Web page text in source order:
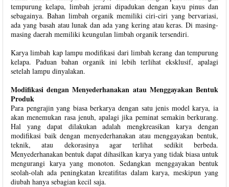
tempurung kelapa, limbah jerami dipadukan dengan kayu pinus dan
sebagainya. Bahan limbah organik memiliki ciri-ciri yang bervariasi,
ada yang basah atau lunak dan ada yang kering atau keras. Di masing-
masing daerah memiliki keungulan limbah organik tersendiri.
Karya limbah kap lampu modifikasi dari limbah kerang dan tempurung
kelapa. Paduan bahan organik ini lebih terlihat eksklusif, apalagi
setelah lampu dinyalakan.
Modifikasi dengan Menyederhanakan atau Menggayakan Bentuk
Produk
Para pengrajin yang biasa berkarya dengan satu jenis model karya, ia
akan menemukan rasa jenuh, apalagi jika peminat semakin berkurang.
Hal yang dapat dilakukan adalah mengkreasikan karya dengan
modifikasi baik dengan menyederhanakan atau menggayakan bentuk,
teknik, atau dekorasinya agar terlihat sedikit berbeda.
Menyederhanakan bentuk dapat dihasilkan karya yang tidak biasa untuk
mengurangi karya yang monoton. Sedangkan menggayakan bentuk
seolah-olah ada peningkatan kreatifitas dalam karya, meskipun yang
diubah hanya sebagian kecil saja.